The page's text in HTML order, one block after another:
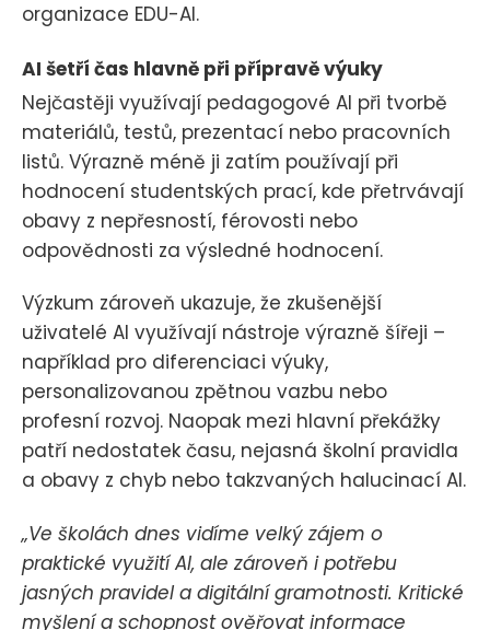
organizace EDU-AI.
AI šetří čas hlavně při přípravě výuky
Nejčastěji využívají pedagogové AI při tvorbě
materiálů, testů, prezentací nebo pracovních
listů. Výrazně méně ji zatím používají při
hodnocení studentských prací, kde přetrvávají
obavy z nepřesností, férovosti nebo
odpovědnosti za výsledné hodnocení.
Výzkum zároveň ukazuje, že zkušenější
uživatelé AI využívají nástroje výrazně šířeji –
například pro diferenciaci výuky,
personalizovanou zpětnou vazbu nebo
profesní rozvoj. Naopak mezi hlavní překážky
patří nedostatek času, nejasná školní pravidla
a obavy z chyb nebo takzvaných halucinací AI.
„Ve školách dnes vidíme velký zájem o
praktické využití AI, ale zároveň i potřebu
jasných pravidel a digitální gramotnosti. Kritické
myšlení a schopnost ověřovat informace